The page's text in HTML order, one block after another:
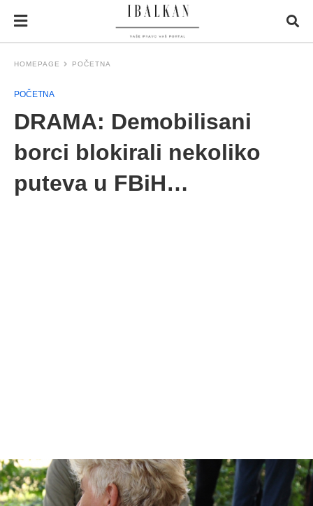
HOMEPAGE POČETNA
POČETNA
DRAMA: Demobilisani
borci blokirali nekoliko
puteva u FBiH…